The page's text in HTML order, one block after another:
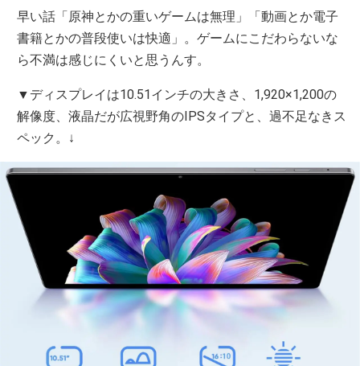
早い話「原神とかの重いゲームは無理」「動画とか電子
書籍とかの普段使いは快適」。ゲームにこだわらないな
ら不満は感じにくいと思うんす。
▼ディスプレイは10.51インチの大きさ、1,920×1,200の
解像度、液晶だが広視野角のIPSタイプと、過不足なきス
ペック。↓